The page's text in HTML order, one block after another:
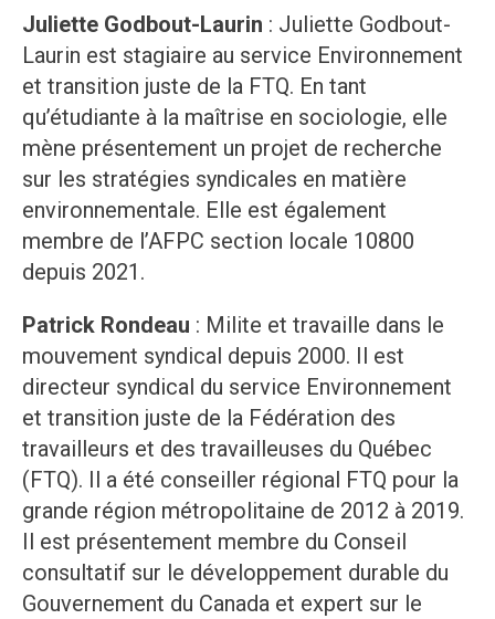
Juliette Godbout-Laurin : Juliette Godbout-
Laurin est stagiaire au service Environnement
et transition juste de la FTQ. En tant
qu’étudiante à la maîtrise en sociologie, elle
mène présentement un projet de recherche
sur les stratégies syndicales en matière
environnementale. Elle est également
membre de l’AFPC section locale 10800
depuis 2021.
Patrick Rondeau : Milite et travaille dans le
mouvement syndical depuis 2000. Il est
directeur syndical du service Environnement
et transition juste de la Fédération des
travailleurs et des travailleuses du Québec
(FTQ). Il a été conseiller régional FTQ pour la
grande région métropolitaine de 2012 à 2019.
Il est présentement membre du Conseil
consultatif sur le développement durable du
Gouvernement du Canada et expert sur le